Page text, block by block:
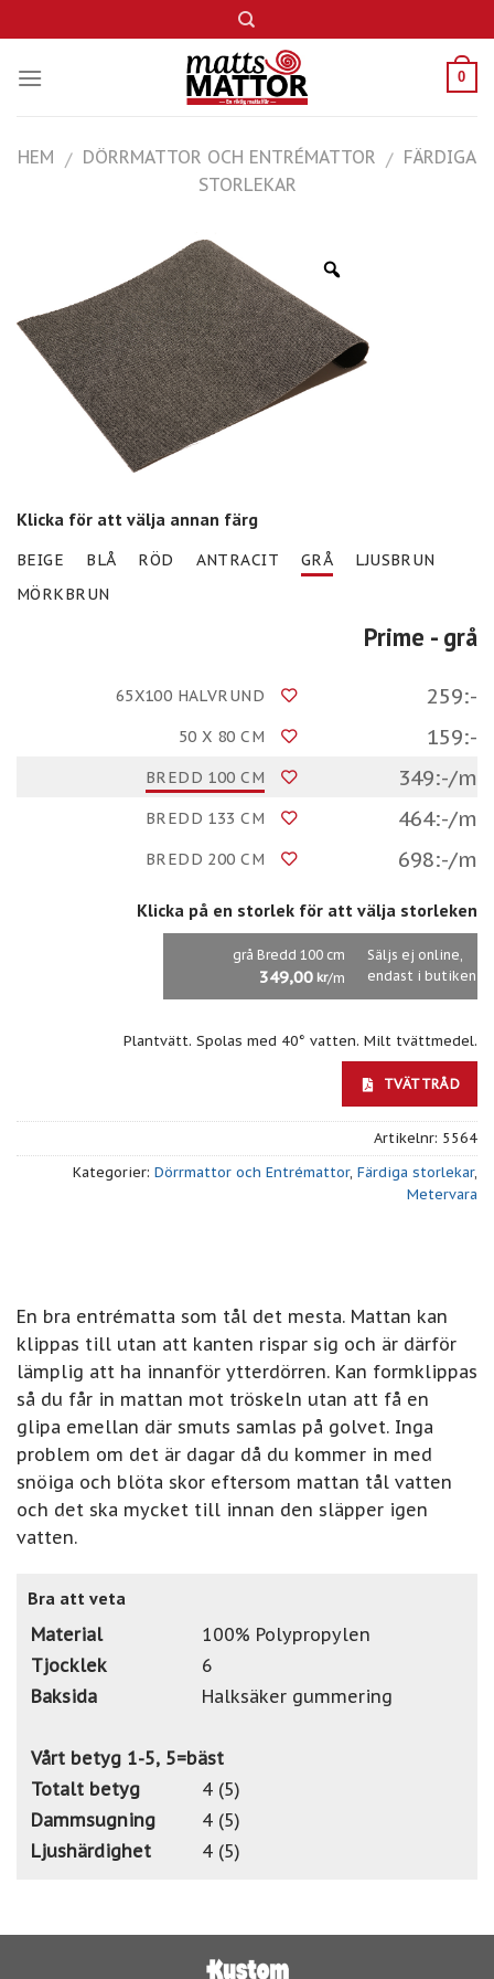
to
content
0
HEM / DÖRRMATTOR OCH ENTRÉMATTOR / FÄRDIGA
STORLEKAR
Klicka för att välja annan färg
BEIGE BLÅ RÖD ANTRACIT GRÅ
LJUSBRUN
MÖRKBRUN
Prime - grå
65X100 HALVRUND 259:-
50 X 80 CM 159:-
BREDD 100 CM 349:-/m
BREDD 133 CM 464:-/m
BREDD 200 CM 698:-/m
Klicka på en storlek för att välja storleken
grå Bredd 100 cm
349,00 kr/m
Säljs ej online,
endast i butiken
Plantvätt. Spolas med 40° vatten. Milt tvättmedel.
TVÄTTRÅD
Artikelnr: 5564
Kategorier: Dörrmattor och Entrémattor, Färdiga storlekar,
Metervara
En bra entrématta som tål det mesta. Mattan kan
klippas till utan att kanten rispar sig och är därför
lämplig att ha innanför ytterdörren. Kan formklippas
så du får in mattan mot tröskeln utan att få en
glipa emellan där smuts samlas på golvet. Inga
problem om det är dagar då du kommer in med
snöiga och blöta skor eftersom mattan tål vatten
och det ska mycket till innan den släpper igen
vatten.
Bra att veta
Material
100% Polypropylen
Tjocklek
6
Baksida
Halksäker gummering
Vårt betyg 1-5, 5=bäst
Totalt betyg
4 (5)
Dammsugning
4 (5)
Ljushärdighet
4 (5)